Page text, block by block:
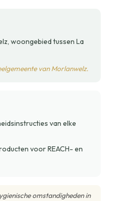
woongebied tussen La
van Morlanwelz.
van elke
voor REACH- en
omstandigheden in